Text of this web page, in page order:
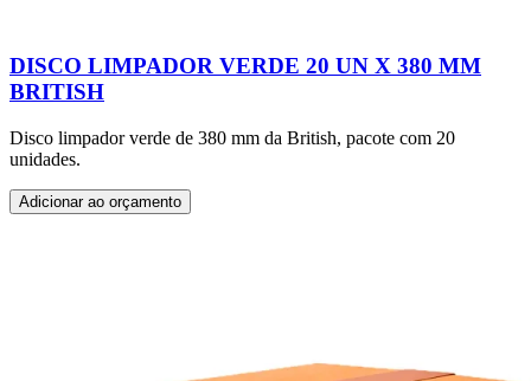
DISCO LIMPADOR VERDE 20 UN X 380 MM
BRITISH
Disco limpador verde de 380 mm da British, pacote com 20
unidades.
Adicionar ao orçamento